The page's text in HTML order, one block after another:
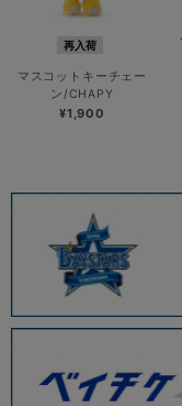
再入荷
マスコットキーチェー
ン/CHAPY
¥1,900